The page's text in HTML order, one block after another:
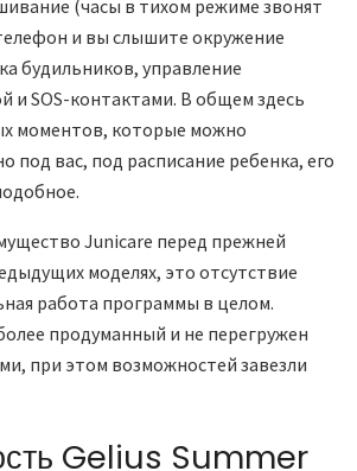
(часы в тихом режиме звонят
и вы слышите окружение
будильников, управление
и SOS-контактами. В общем здесь
моментов, которые можно
под вас, под расписание ребенка, его
Junicare перед прежней
моделях, это отсутствие
работа программы в целом.
продуманный и не перегружен
при этом возможностей завезли
Gelius Summer